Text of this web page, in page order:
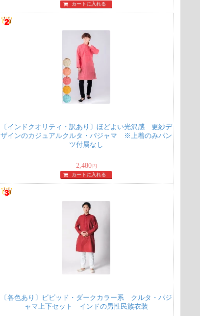
カートに入れる
〔インドクオリティ・訳あり〕ほどよい光沢感 更紗デ
ザインのカジュアルクルタ・パジャマ ※上着のみパン
ツ付属なし
2,480 円
カートに入れる
〔各色あり〕ビビッド・ダークカラー系 クルタ・パジ
ャマ上下セット インドの男性民族衣装